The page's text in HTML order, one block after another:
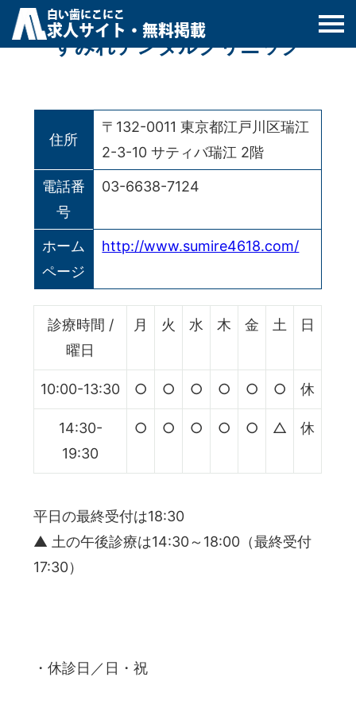
白 い歯にこにこ
求人サイト・無料掲載
すみれデンタルクリニック
住所
〒132-0011 東京都江戸川区瑞江
2-3-10 サティバ瑞江 2階
電話番
号
03-6638-7124
ホーム
ページ
http://www.sumire4618.com/
診療時間 /
曜日
月 火 水 木 金 土 日
10:00-13:30 ○ ○ ○ ○ ○ ○ 休
14:30-
19:30
○ ○ ○ ○ ○ △ 休
平日の最終受付は18:30
▲ 土の午後診療は14:30～18:00（最終受付
17:30）
・休診日 ／日・祝